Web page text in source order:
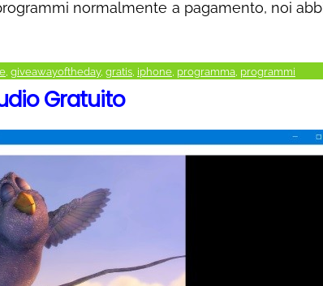
normalmente a pagamento, noi
, giveawayoftheday, gratis, iphone, programma, programmi
Gratuito